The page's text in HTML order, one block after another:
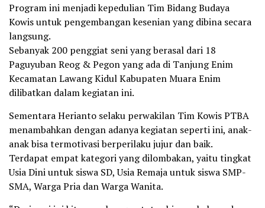
Program ini menjadi kepedulian Tim Bidang Budaya
Kowis untuk pengembangan kesenian yang dibina secara
langsung.
Sebanyak 200 penggiat seni yang berasal dari 18
Paguyuban Reog & Pegon yang ada di Tanjung Enim
Kecamatan Lawang Kidul Kabupaten Muara Enim
dilibatkan dalam kegiatan ini.
Sementara Herianto selaku perwakilan Tim Kowis PTBA
menambahkan dengan adanya kegiatan seperti ini, anak-
anak bisa termotivasi berperilaku jujur dan baik.
Terdapat empat kategori yang dilombakan, yaitu tingkat
Usia Dini untuk siswa SD, Usia Remaja untuk siswa SMP-
SMA, Warga Pria dan Warga Wanita.